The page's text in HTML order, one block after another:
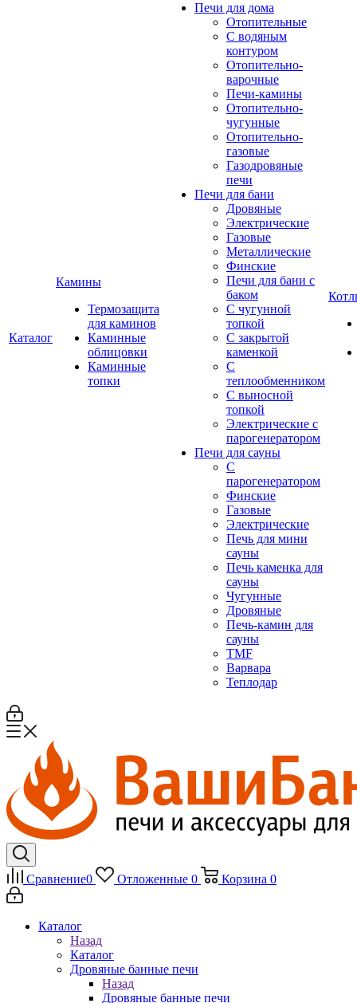
Каталог
Камины
Термозащита
для каминов
Каминные
облицовки
Каминные
топки
Печи для дома
Отопительные
C водяным
контуром
Отопительно-
варочные
Печи-камины
Отопительно-
чугунные
Отопительно-
газовые
Газодровяные
печи
Печи для бани
Дровяные
Электрические
Газовые
Металлические
Финские
Печи для бани с
баком
С чугунной
топкой
С закрытой
каменкой
С
теплообменником
С выносной
топкой
Электрические с
парогенератором
Печи для сауны
С
парогенератором
Финские
Газовые
Электрические
Печь для мини
сауны
Печь каменка для
сауны
Чугунные
Дровяные
Печь-камин для
сауны
TMF
Варвара
Теплодар
Сравнение0 Отложенные 0 Корзина 0
Каталог
Назад
Каталог
Дровяные банные печи
Назад
Дровяные банные печи